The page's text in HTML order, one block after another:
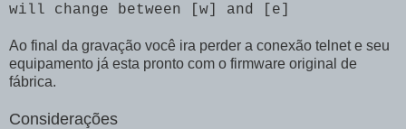
will change between [w] and [e]
Ao final da gravação você ira perder a conexão telnet e seu
equipamento já esta pronto com o firmware original de
fábrica.
Considerações